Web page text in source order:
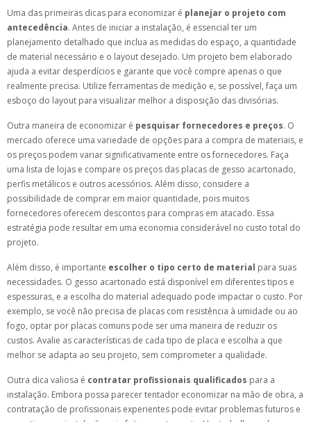
Uma das primeiras dicas para economizar é planejar o projeto com
antecedência. Antes de iniciar a instalação, é essencial ter um
planejamento detalhado que inclua as medidas do espaço, a quantidade
de material necessário e o layout desejado. Um projeto bem elaborado
ajuda a evitar desperdícios e garante que você compre apenas o que
realmente precisa. Utilize ferramentas de medição e, se possível, faça um
esboço do layout para visualizar melhor a disposição das divisórias.
Outra maneira de economizar é pesquisar fornecedores e preços. O
mercado oferece uma variedade de opções para a compra de materiais, e
os preços podem variar significativamente entre os fornecedores. Faça
uma lista de lojas e compare os preços das placas de gesso acartonado,
perfis metálicos e outros acessórios. Além disso, considere a
possibilidade de comprar em maior quantidade, pois muitos
fornecedores oferecem descontos para compras em atacado. Essa
estratégia pode resultar em uma economia considerável no custo total do
projeto.
Além disso, é importante escolher o tipo certo de material para suas
necessidades. O gesso acartonado está disponível em diferentes tipos e
espessuras, e a escolha do material adequado pode impactar o custo. Por
exemplo, se você não precisa de placas com resistência à umidade ou ao
fogo, optar por placas comuns pode ser uma maneira de reduzir os
custos. Avalie as características de cada tipo de placa e escolha a que
melhor se adapta ao seu projeto, sem comprometer a qualidade.
Outra dica valiosa é contratar profissionais qualificados para a
instalação. Embora possa parecer tentador economizar na mão de obra, a
contratação de profissionais experientes pode evitar problemas futuros e